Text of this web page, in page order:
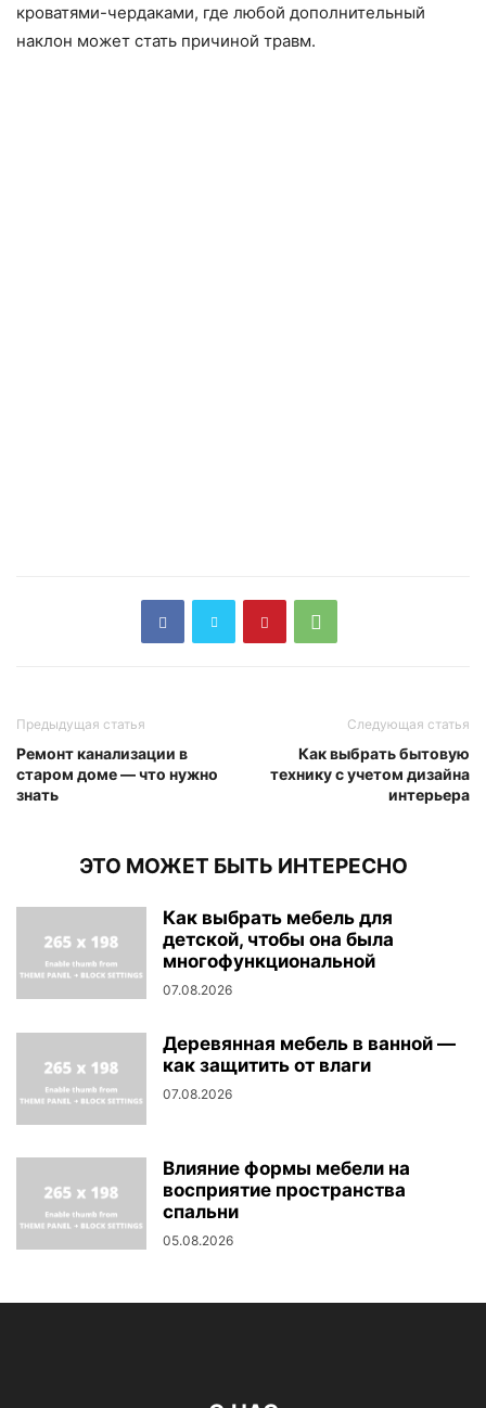
кроватями-чердаками, где любой дополнительный
наклон может стать причиной травм.
Предыдущая статья
Ремонт канализации в
старом доме — что нужно
знать
Следующая статья
Как выбрать бытовую
технику с учетом дизайна
интерьера
ЭТО МОЖЕТ БЫТЬ ИНТЕРЕСНО
Как выбрать мебель для
детской, чтобы она была
многофункциональной
07.08.2026
Деревянная мебель в ванной —
как защитить от влаги
07.08.2026
Влияние формы мебели на
восприятие пространства
спальни
05.08.2026